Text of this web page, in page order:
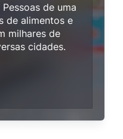
de uma
de alimentos e
milhares de
cidades.